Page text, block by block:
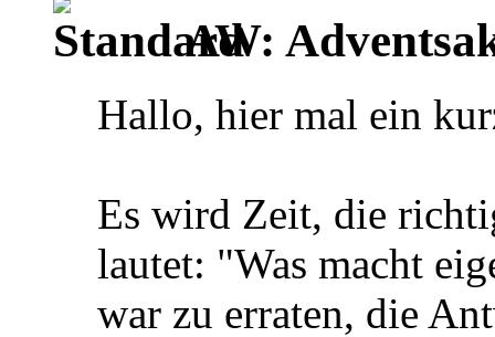
AW:
Hallo, hier mal ein
Es wird Zeit, die
lautet: "Was macht
war zu erraten, die